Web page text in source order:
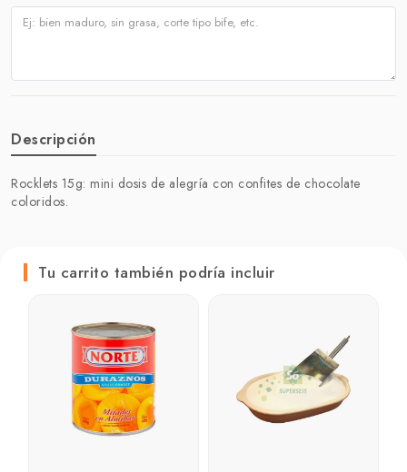
Descripción
Rocklets 15g: mini dosis de alegría con confites de chocolate
coloridos.
Tu carrito también podría incluir